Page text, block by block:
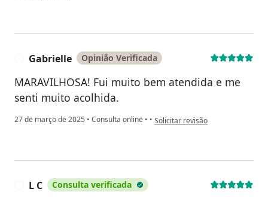
Gabrielle Opinião Verificada
MARAVILHOSA! Fui muito bem atendida e me
senti muito acolhida.
27 de março de 2025 • Consulta online • • na opinião do utilizador Gabrielle
Solicitar revisão
L C Consulta verificada